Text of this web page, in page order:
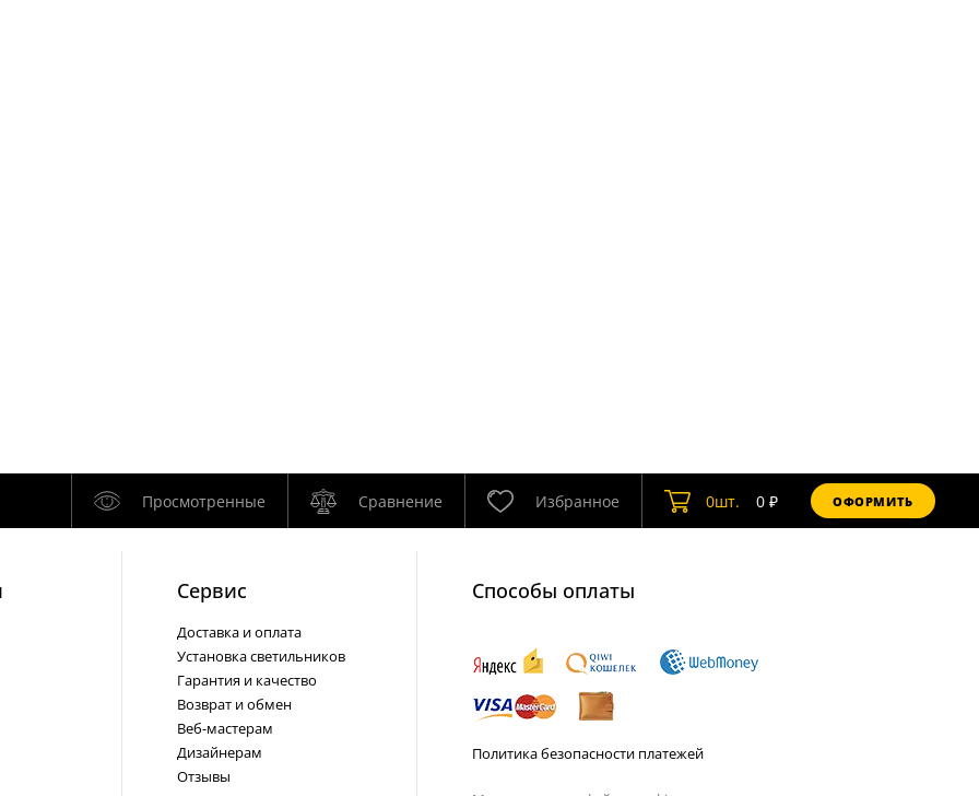
Просмотренные Сравнение Избранное 0шт. 0₽ ОФОРМИТЬ
Cервис
Доставка и оплата
Установка светильников
Гарантия и качество
Возврат и обмен
Веб-мастерам
Дизайнерам
Отзывы
Способы оплаты
Политика безопасности платежей